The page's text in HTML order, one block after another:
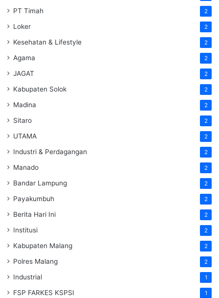
PT Timah 2
Loker 2
Kesehatan & Lifestyle 2
Agama 2
JAGAT 2
Kabupaten Solok 2
Madina 2
Sitaro 2
UTAMA 2
Industri & Perdagangan 2
Manado 2
Bandar Lampung 2
Payakumbuh 2
Berita Hari Ini 2
Institusi 2
Kabupaten Malang 2
Polres Malang 2
Industrial 1
FSP FARKES KSPSI 1